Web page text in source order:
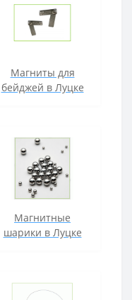
Магниты для
бейджей в Луцке
Магнитные
шарики в Луцке